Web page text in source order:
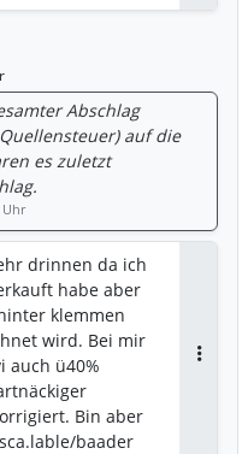
Abschlag
auf die
es zuletzt
Uhr
drinnen da ich
habe aber
klemmen
wird. Bei mir
auch ü40%
Bin aber
baader